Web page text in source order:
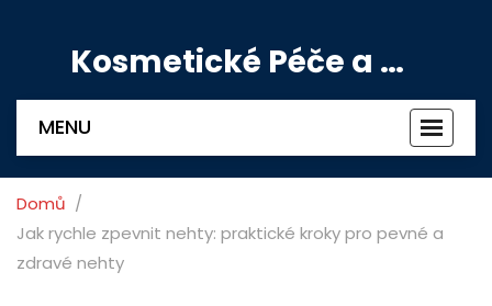
Kosmetické Péče a Výživové Doplňky
MENU
Domů
Jak rychle zpevnit nehty: praktické kroky pro pevné a
zdravé nehty